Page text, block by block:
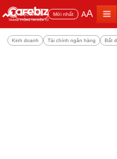
Đọc nhiều Mới nhất AA
Kinh doanh Tài chính ngân hàng Bất